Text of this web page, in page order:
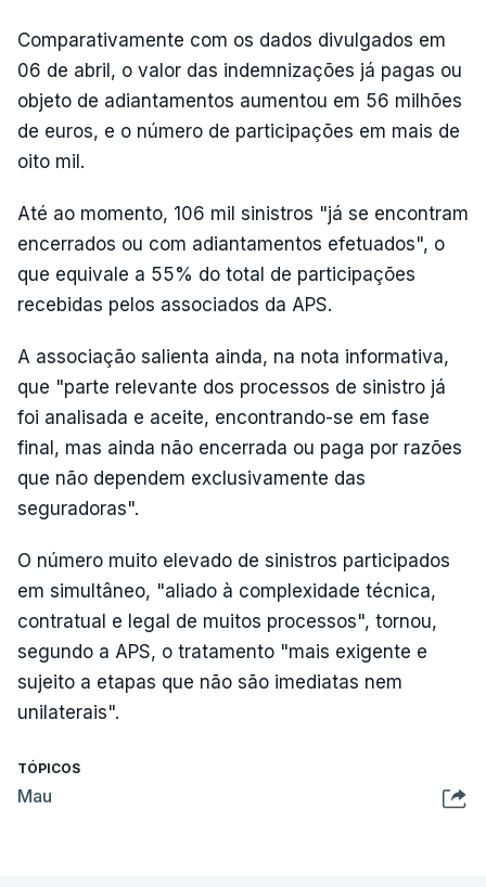
Comparativamente com os dados divulgados em
06 de abril, o valor das indemnizações já pagas ou
objeto de adiantamentos aumentou em 56 milhões
de euros, e o número de participações em mais de
oito mil.
Até ao momento, 106 mil sinistros "já se encontram
encerrados ou com adiantamentos efetuados", o
que equivale a 55% do total de participações
recebidas pelos associados da APS.
A associação salienta ainda, na nota informativa,
que "parte relevante dos processos de sinistro já
foi analisada e aceite, encontrando-se em fase
final, mas ainda não encerrada ou paga por razões
que não dependem exclusivamente das
seguradoras".
O número muito elevado de sinistros participados
em simultâneo, "aliado à complexidade técnica,
contratual e legal de muitos processos", tornou,
segundo a APS, o tratamento "mais exigente e
sujeito a etapas que não são imediatas nem
unilaterais".
TÓPICOS
Mau